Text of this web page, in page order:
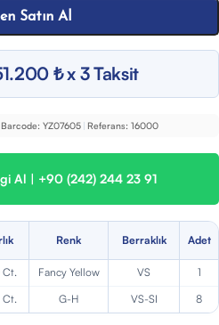
Satın Al
₺ x 3 Taksit
Barcode: YZ07605 | Referans: 16000
Al | +90 (242) 244 23 91
Renk Berraklık Adet
Ct. Fancy Yellow VS
1
Ct. G-H VS-SI 8